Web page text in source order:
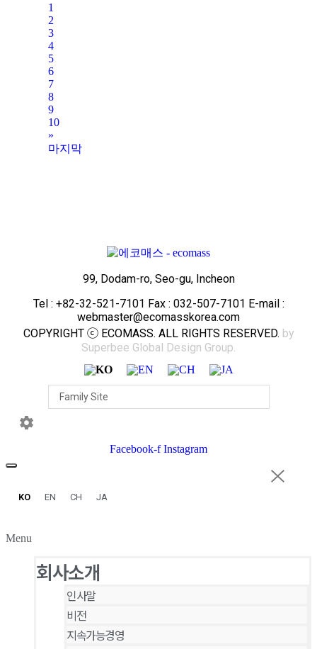
1
2
3
4
5
6
7
8
9
10
»
마지막
99, Dodam-ro, Seo-gu, Incheon
Tel : +82-32-521-7101 Fax : 032-507-7101 E-mail :
webmaster@ecomasskorea.com
COPYRIGHT ⓒ ECOMASS. ALL RIGHTS RESERVED. by
Superbee Global Design Group.
Facebook-f Instagram
KO EN CH JA
Menu
회사소개
인사말
비전
지속가능경영